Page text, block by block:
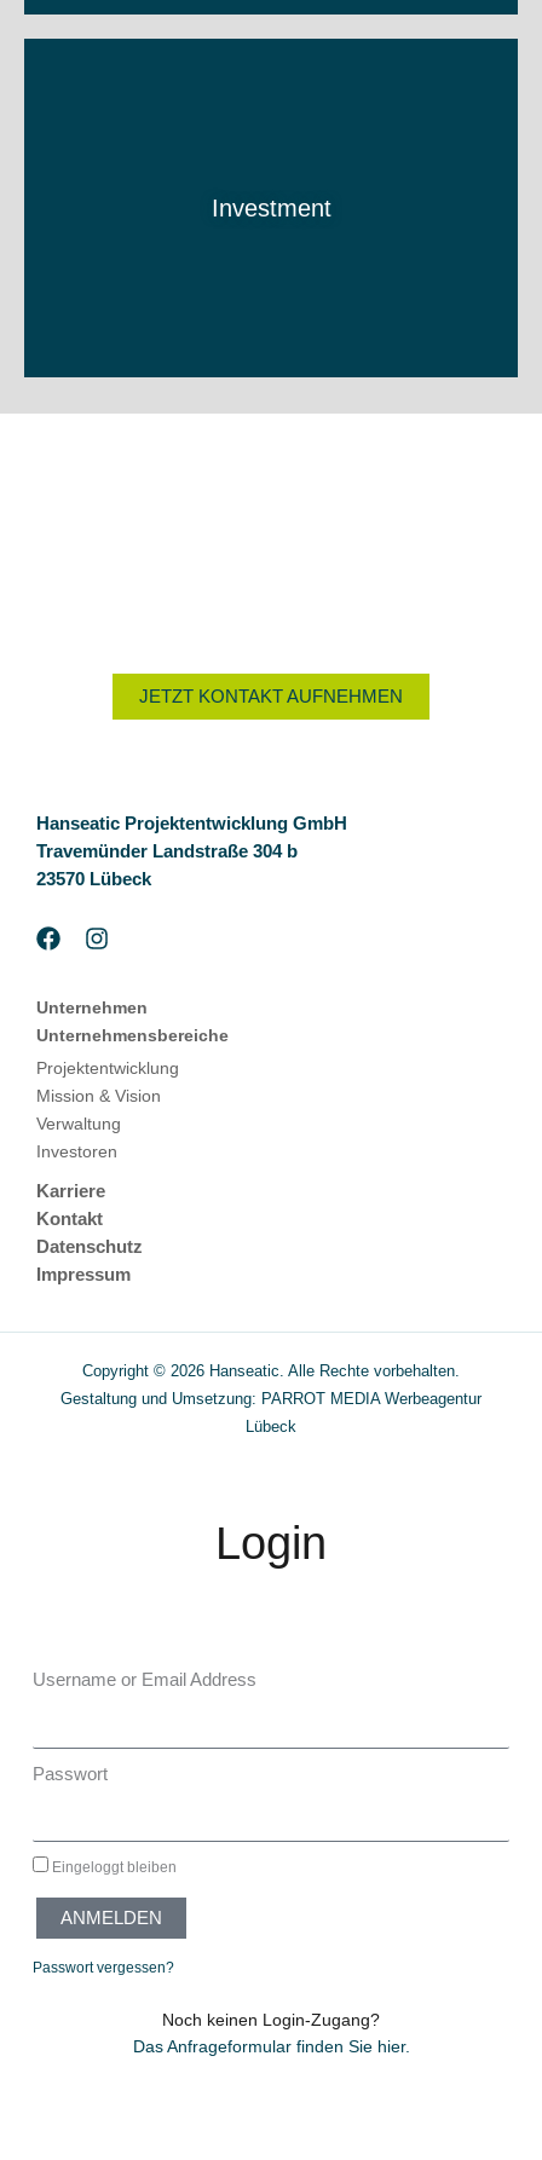
Investment
JETZT KONTAKT AUFNEHMEN
Hanseatic Projektentwicklung GmbH
Travemünder Landstraße 304 b
23570 Lübeck
Unternehmen
Unternehmensbereiche
Projektentwicklung
Mission & Vision
Verwaltung
Investoren
Karriere
Kontakt
Datenschutz
Impressum
Copyright © 2026 Hanseatic. Alle Rechte vorbehalten.
Gestaltung und Umsetzung: PARROT MEDIA Werbeagentur
Lübeck
Login
Username or Email Address
Passwort
Eingeloggt bleiben
ANMELDEN
Passwort vergessen?
Noch keinen Login-Zugang?
Das Anfrageformular finden Sie hier.